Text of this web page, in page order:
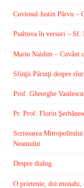
Cuviosul Justin Pârvu –
Psaltirea în versuri – Sf.
Marin Naidim – Cuvânt
Sfinţii Părinţi despre
Prof. Gheorghe
Pr. Prof. Florin
Scrisoarea
Neamului
Despre dialog
O prietenie, doi monahi,